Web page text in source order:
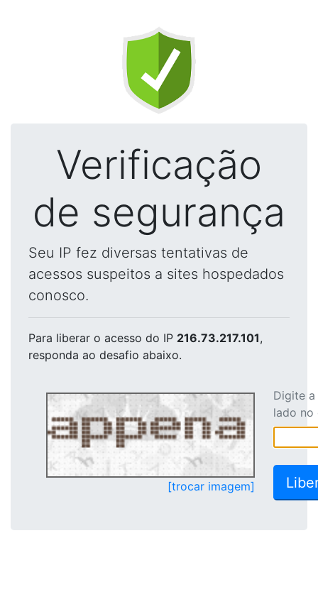
Verificação
de segurança
Seu IP fez diversas tentativas de
acessos suspeitos a sites hospedados
conosco.
Para liberar o acesso do IP 216.73.217.101,
responda ao desafio abaixo.
[trocar imagem]
Digite
lado no